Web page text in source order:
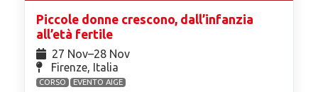
Piccole donne crescono, dall’infanzia
all’età fertile
27 Nov⁠–28 Nov
Firenze, Italia
CORSO EVENTO AIGE